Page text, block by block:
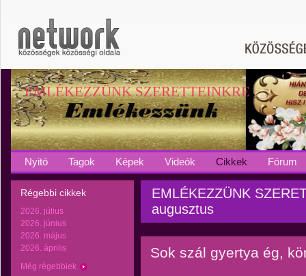
EMLÉKEZZÜNK SZERETTEINKRE
Nyitó Tagok Képek Videók Cikkek Fórum
Régebbi cikkek
2026. július
2026. június
2026. május
2026. április
Még régebbiek
EMLÉKEZZÜNK
augusztus
Sok szál gyertya ég,